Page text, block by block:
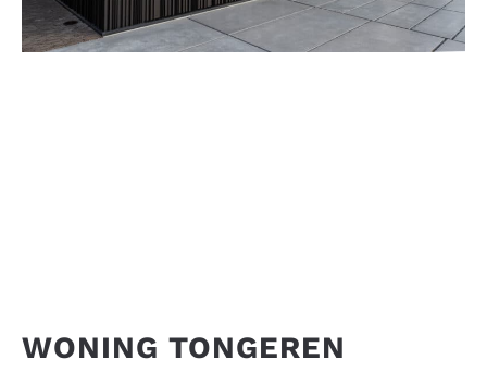
WONING TONGEREN